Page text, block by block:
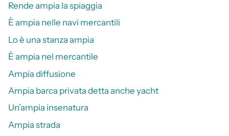
Rende ampia la spiaggia
È ampia nelle navi mercantili
Lo è una stanza ampia
È ampia nel mercantile
Ampia diffusione
Ampia barca privata detta anche yacht
Un’ampia insenatura
Ampia strada